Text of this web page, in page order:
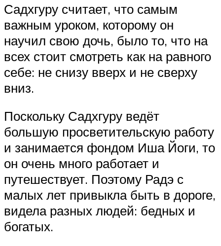
Садхгуру считает, что самым
важным уроком, которому он
научил свою дочь, было то, что на
всех стоит смотреть как на равного
себе: не снизу вверх и не сверху
вниз.
Поскольку Садхгуру ведёт
большую просветительскую работу
и занимается фондом Иша Йоги, то
он очень много работает и
путешествует. Поэтому Радэ с
малых лет привыкла быть в дороге,
видела разных людей: бедных и
богатых.